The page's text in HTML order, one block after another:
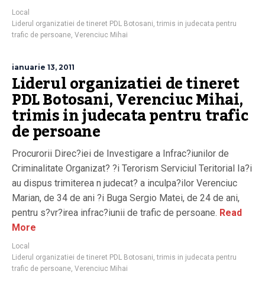
Local
Liderul organizatiei de tineret PDL Botosani,trimis in judecata pentru
trafic de persoane, Verenciuc Mihai
ianuarie 13, 2011
Liderul organizatiei de tineret
PDL Botosani, Verenciuc Mihai,
trimis in judecata pentru trafic
de persoane
Procurorii Direc?iei de Investigare a Infrac?iunilor de
Criminalitate Organizat? ?i Terorism Serviciul Teritorial Ia?i
au dispus trimiterea n judecat? a inculpa?ilor Verenciuc
Marian, de 34 de ani ?i Buga Sergio Matei, de 24 de ani,
pentru s?vr?irea infrac?iunii de trafic de persoane. Read
More
Local
Liderul organizatiei de tineret PDL Botosani,trimis in judecata pentru
trafic de persoane, Verenciuc Mihai